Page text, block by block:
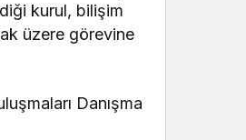
kurul, bilişim
üzere görevine
Danışma